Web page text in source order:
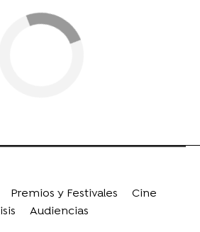
Premios y Festivales
Cine
Audiencias